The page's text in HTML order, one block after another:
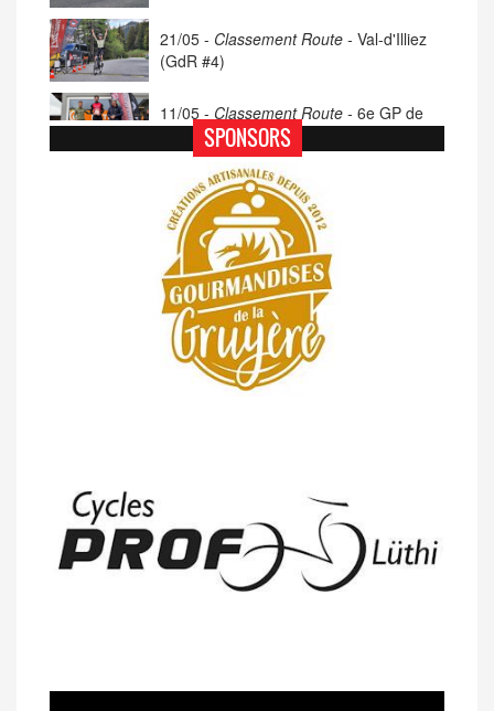
21/05 - Classement Route - Val-d'Illiez
(GdR #4)
11/05 - Classement Route - 6e GP de
Porsel (TdC #4)
07/05 -Classement Route -
Pléiades (GdR #3)
23/04 -Classement Route -
Moléson (TdC #3)
14/04 -Photos -Les photos du 5e GP
de Semsales
SPONSORS